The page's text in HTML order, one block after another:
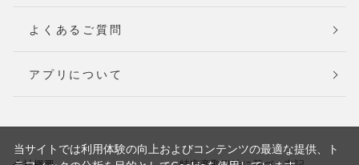
よくあるご質問
アプリについて
当サイトでは利用体験の向上およびコンテンツの最適な提供、ト